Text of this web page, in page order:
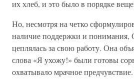
их хлеб, и это было в порядке
Но, несмотря на четко
наличие поддержки и понимания,
цеплялась за свою работу. Она
слова «Я ухожу!» были готовы
охватывало мрачное